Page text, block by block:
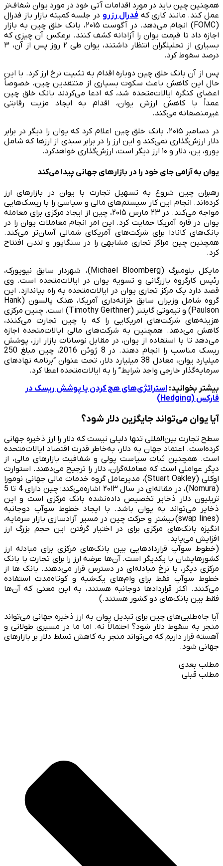
همچنین چین باید در مورد اقدامات آتی خود در مورد یوان شفاف‌تر
عمل کند. مانند کاری که فدرال رزرو در جلسه کمیته بازار باز فدرال
(FOMC) انجام می‌دهد. در آگوست ۲۰۱۵، بانک خلق چین به بازار
اجازه داد تا قیمت یوان را آزادانه کشف کنند. برعکس آن چیزی که
بسیاری از تحلیلگران انتظار داشتند، یوان طی ۲ روز پس از آن، ۳
درصد سقوط کرد.
پس از آن بانک خلق چین دوباره اقدام به تثبیت نرخ ارز کرد. با این
حال این کاهش باعث سکوت بسیاری از منتقدین چین، خصوصاً
اعضای کنگره ایالات‌متحده شد، که ادعا می‌کردند بانک خلق چین
عمداً با کاهش ارزش یوان، اقدام به ایجاد مزیت رقابتی
غیرمنصفانه می‌کند.
در دسامبر ۲۰۱۵، بانک خلق چین اعلام کرد که یوان را دیگر در برابر
دلار ارزش‌گذاری نمی‌کند و این ارز را در برابر سبدی از ارزها که شامل
یورو، ین، دلار و ۱۰ ارز دیگر است، ارزش‌گذاری خواهدکرد.
یوان به آرامی جای خود را در بازارهای جهانی پیدا می‌کند
رهبران چین شروع به تسهیل تجارت با یوان در بازارهای ارز
کرده‌اند. انجام این کار سیستم‌های مالی و سیاسی را با ریسک‌هایی
مواجه می‌کند. در ۲۳ مارس ۲۰۱۵، چین از ایجاد مرکزی برای معامله
یوان در قاره آمریکا حمایت کرد. این امر انجام معاملات یوان را در
بانک‌های کانادا برای شرکت‌های آمریکای شمالی آسان‌تر می‌کند.
همچنین چین مراکز تجاری مشابهی را در سنگاپور و لندن افتتاح
کرد.
مایکل بلومبرگ (Michael Bloomberg)، شهردار سابق نیویورک،
رئیس کارگروه بازرگانی و تسویه یوان در ایالات‌متحده است. وی
قصد دارد یک مرکز تجاری یوان در ایالات‌متحده به راه بیاندازد. این
گروه شامل وزیران سابق خزانه‌داری آمریکا، هنک پالسون (Hank
Paulson) و تیموتی گایتنر (Timothy Geithner) است. چنین مرکزی
هزینه‌های شرکت‌های امریکایی را که با چین تجارت می‌کنند،
کاهش می‌دهد. همچنین به شرکت‌های مالی ایالات‌متحده اجازه
می‌دهد تا با استفاده از یوان، در مقابل نوسانات بازار ارز، پوشش
ریسک مناسب را انجام دهند. در 8 ژوئن 2016، چین مبلغ 250
میلیارد یوان، معادل 38 میلیارد دلار، تحت عنوان “برنامه نهادهای
سرمایه‌گذار خارجی واجد شرایط” را به ایالات‌متحده اعطا کرد.
بیشتر بخوانید: استراتژی‌های هج کردن یا پوشش ریسک در
فارکس (Hedging)
آیا یوان می‌تواند جایگزین دلار شود؟
سطح تجارت بین‌المللی تنها دلیلی نیست که دلار را ارز ذخیره جهانی
کرده‌است. اعتماد جهان به دلار، به‌خاطر قدرت اقتصاد ایالات‌متحده
است. همچنین ثبات سیاست پولی و شفافیت بازارهای مالی، از
دیگر عواملی است که معامله‌گران، دلار را ترجیح می‌دهند. استوارت
اوکلی (Stuart Oakley)، مدیرعامل گروه خدمات مالی جهانی نومورا
(Nomura)، در مقاله‌ای در سال ۲۰۱۳ اشاره‌می‌کند:
چین دارای 4 تا 5
تریلیون دلار ذخایر تخصیص داده‌نشده بانک مرکزی است و این
ذخایر می‌تواند به یوان باشد. با ایجاد خطوط سوآپ دوجانبه
(swap lines) بیشتر و حرکت چین در مسیر آزادسازی بازار سرمایه،
انگیزه بانک‌های مرکزی برای در اختیار گرفتن این حجم بزرگ ارز
افزایش می‌یابد.
(خطوط سوآپ قراردادهایی بین بانک‌های مرکزی برای مبادله ارز
کشورهایشان با یکدیگر است. آن‌ها عرضه ارز را برای تجارت با بانک
مرکزی دیگر، با نرخ مبادله‌ای در دسترس قرار می‌دهند. بانک ها از
خطوط سوآپ فقط برای وام‌های یک‌شبه و کوتاه‌مدت استفاده
می‌کنند. اکثر قراردادها دوجانبه هستند، به این معنی که آن‌ها
فقط بین بانک‌های دو کشور هستند.)
آیا جاه‌طلبی‌های چین برای تبدیل یوان به ارز ذخیره جهانی می‌تواند
منجر به سقوط دلار شود؟ احتمالاً نه. اما ما در مسیری طولانی و
آهسته قرار داریم که می‌تواند منجر به کاهش تسلط دلار بر بازارهای
جهانی شود.
مطلب بعدی
مطلب قبلی